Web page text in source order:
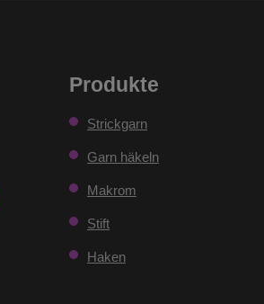
Produkte
Strickgarn
Garn häkeln
Makrom
Stift
Haken